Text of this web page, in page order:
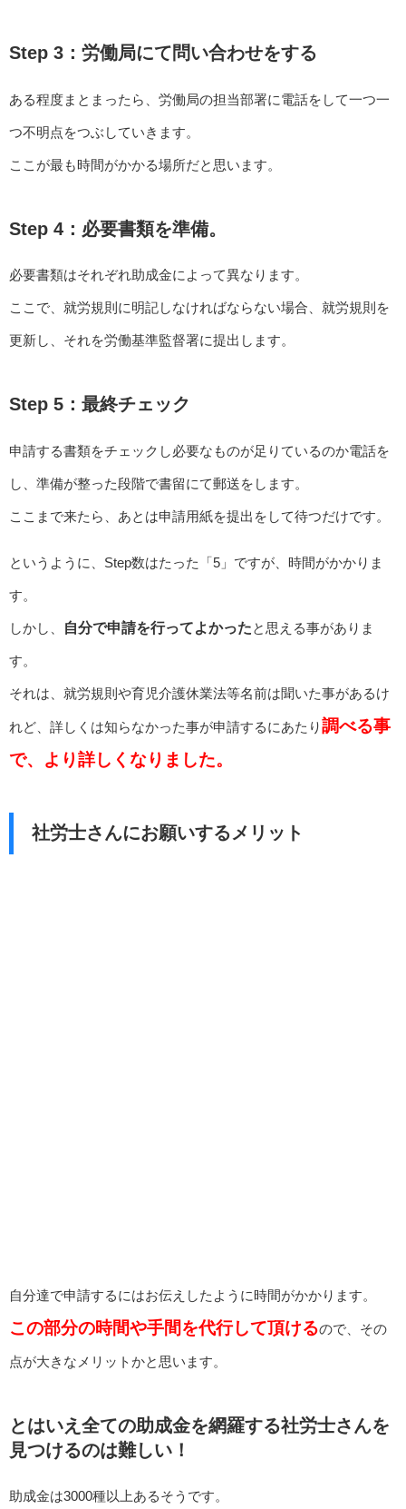
Step 3：労働局にて問い合わせをする
ある程度まとまったら、労働局の担当部署に電話をして一つ一
つ不明点をつぶしていきます。
ここが最も時間がかかる場所だと思います。
Step 4：必要書類を準備。
必要書類はそれぞれ助成金によって異なります。
ここで、就労規則に明記しなければならない場合、就労規則を
更新し、それを労働基準監督署に提出します。
Step 5：最終チェック
申請する書類をチェックし必要なものが足りているのか電話を
し、準備が整った段階で書留にて郵送をします。
ここまで来たら、あとは申請用紙を提出をして待つだけです。
というように、Step数はたった「5」ですが、時間がかかりま
す。
しかし、 自分で申請を行ってよかったと思える事がありま
す。
それは、就労規則や育児介護休業法等名前は聞いた事があるけ
れど、詳しくは知らなかった事が申請するにあたり調べる事
で、より詳しくなりました。
社労士さんにお願いするメリット
自分達で申請するにはお伝えしたように時間がかかります。
この部分の時間や手間を代行して頂けるので、その
点が大きなメリットかと思います。
とはいえ全ての助成金を網羅する社労士さんを
見つけるのは難しい！
助成金は3000種以上あるそうです。